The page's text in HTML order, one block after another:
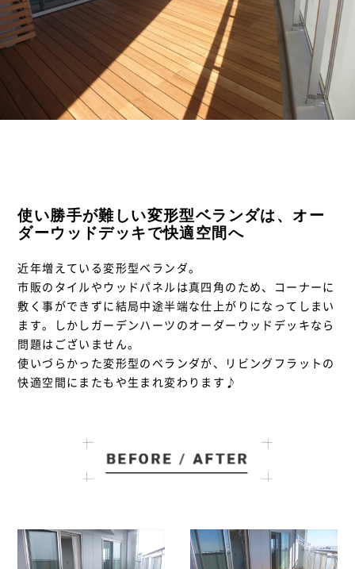
使い勝手が難しい変形型ベランダは、オー
ダーウッドデッキで快適空間へ
近年増えている変形型ベランダ。
市販のタイルやウッドパネルは真四角のため、コーナーに
敷く事ができずに結局中途半端な仕上がりになってしまい
ます。しかしガーデンハーツのオーダーウッドデッキなら
問題はございません。
使いづらかった変形型のベランダが、リビングフラットの
快適空間にまたもや生まれ変わります♪